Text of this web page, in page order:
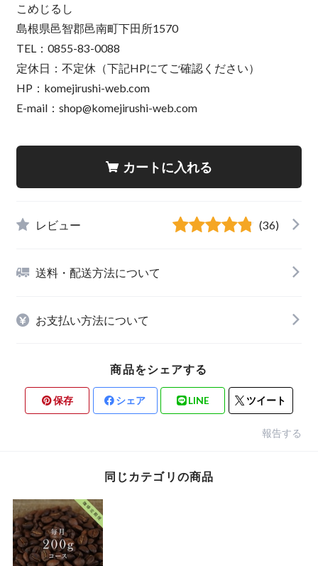
こめじるし
島根県邑智郡邑南町下田所1570
TEL：0855-83-0088
定休日：不定休（下記HPにてご確認ください）
HP：komejirushi-web.com
E-mail： shop@komejirushi-web.com
カートに入れる
レビュー (36)
送料・配送方法について
お支払い方法について
商品をシェアする
保存 シェア LINE ツイート
報告する
同じカテゴリの商品